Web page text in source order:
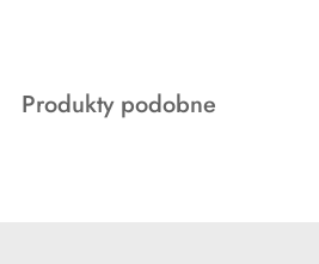
Produkty
Produkty podobne